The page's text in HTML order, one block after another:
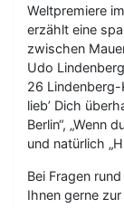
Weltpremiere
erzählt eine
zwischen
Udo
26 Lindenberg-
lieb’ Dich
Berlin“, „Wenn
und natürlich
Bei Fragen
Ihnen gerne